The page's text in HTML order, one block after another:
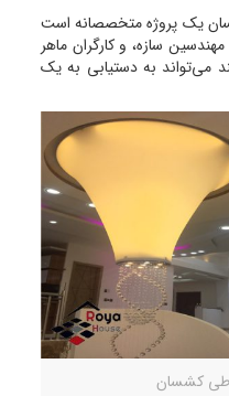
یک پروژه متخصصانه است
سازه، و کارگران ماهر
می‌تواند به دستیابی به یک
کشسان